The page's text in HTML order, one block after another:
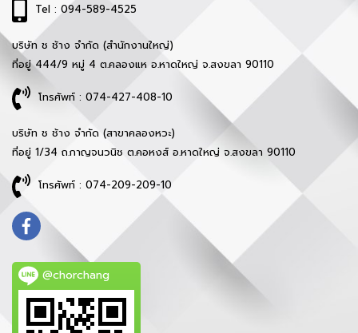
Tel : 094-589-4525
บริษัท ช ช้าง จำกัด (สำนักงานใหญ่)
ที่อยู่ 444/9 หมู่ 4 ต.คลองแห อ.หาดใหญ่ จ.สงขลา 90110
โทรศัพท์ : 074-427-408-10
บริษัท ช ช้าง จำกัด (สาขาคลองหวะ)
ที่อยู่ 1/34 ถ.กาญจนวนิช ต.คอหงส์ อ.หาดใหญ่ จ.สงขลา 90110
โทรศัพท์ : 074-209-209-10
@chorchang